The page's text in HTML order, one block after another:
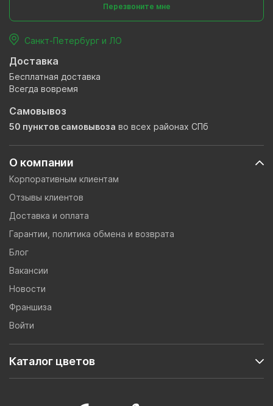
О компании
Корпоративным клиентам
Отзывы клиентов
Доставка и оплата
Гарантии, политика обмена и возврата
Блог
Вакансии
Новости
Франшиза
Войти
Каталог цветов
Перезвоните мне
Санкт-Петербург и ЛО
Доставка
Бесплатная доставка
Всегда вовремя
Самовывоз
50 пунктов самовывоза во всех районах СПб